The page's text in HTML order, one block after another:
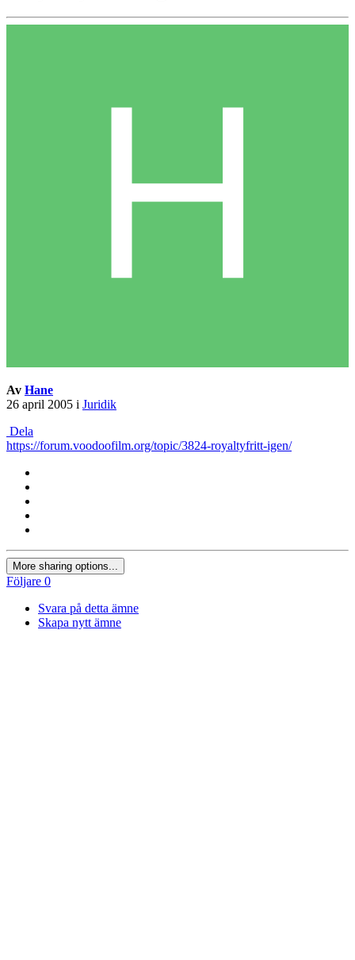
Av Hane
26 april 2005 i Juridik
Dela
https://forum.voodoofilm.org/topic/3824-royaltyfritt-igen/
More sharing options...
Följare 0
Svara på detta ämne
Skapa nytt ämne